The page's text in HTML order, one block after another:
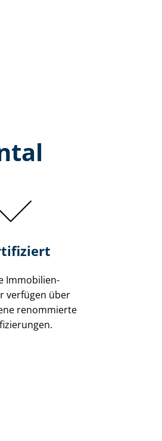
Immobilien­
verfügen über
renommierte